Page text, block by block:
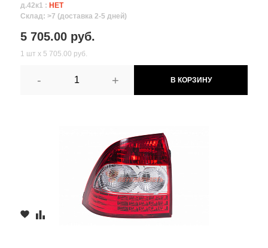
д.42к1 : НЕТ
Склад: >7 (доставка 2-5 дней)
5 705.00 руб.
1 шт х 5 705.00 руб.
- + В КОРЗИНУ